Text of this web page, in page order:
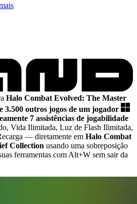
Halo Combat Evolved: The Master
3.500 outros jogos de um jogador
7 assistências de jogabilidade
Vida Ilimitada, Luz de Flash Ilimitada,
— diretamente em Halo Combat
Collection usando uma sobreposição
ferramentas com Alt+W sem sair da